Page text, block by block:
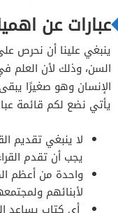
عبارات عن
ينبغي علينا أن نحرص
السن، وذلك لأن العلم
الإنسان وهو صغيرًا
يأتي نضع لكم قائمة
لا ينبغي تقديم
يجب أن تقدم
واحدة من أعظم
لأبنائهم